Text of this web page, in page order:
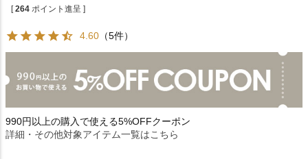
[ 264 ポイント進呈 ]
4.60 （5件）
990円以上の購入で使える5%OFFクーポン
詳細・その他対象アイテム一覧はこちら